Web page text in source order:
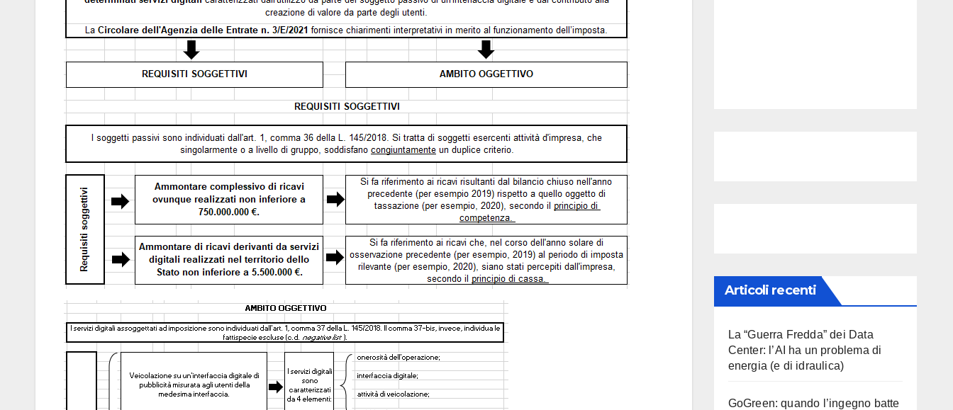
Articoli recenti
La “Guerra Fredda” dei Data
Center: l’AI ha un problema di
energia (e di idraulica)
GoGreen: quando l’ingegno batte